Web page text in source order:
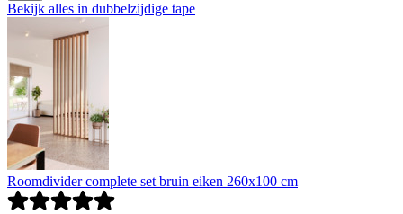
Bekijk alles in dubbelzijdige tape
Roomdivider complete set bruin eiken 260x100 cm